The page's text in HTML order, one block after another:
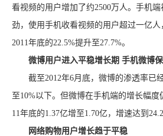
看视频的用户增加了约2500万人。手机
劲，使用手机收看视频的用户超过一亿
2011年底的22.5%提升至27.7%。
微博用户进入平稳增长期 手机微博
截至2012年6月底，微博的渗透率已
至10%以下。但微博在手机端的增长幅
11年底的1.37亿增至1.70亿，增速达到
网络购物用户增长趋于平稳